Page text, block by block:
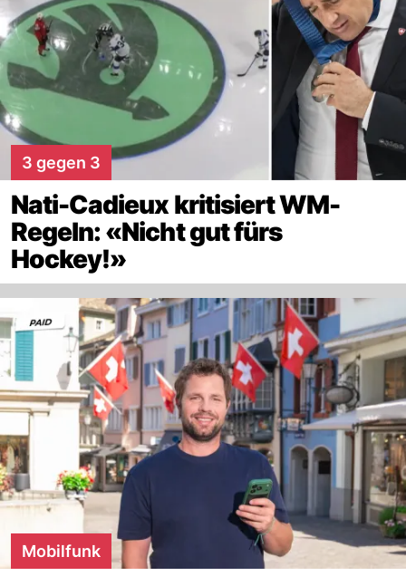
3 gegen 3
Nati-Cadieux kritisiert WM-
Regeln: «Nicht gut fürs
Hockey!»
Mobilfunk